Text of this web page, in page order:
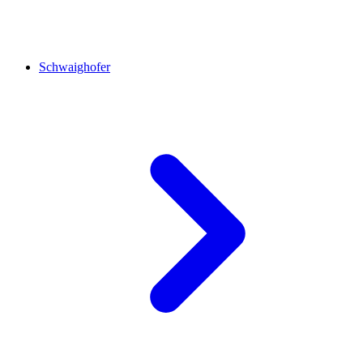
Schwaighofer